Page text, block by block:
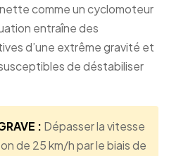
comme un cyclomoteur
entraîne des
d’une extrême gravité et
de déstabiliser
: Dépasser la vitesse
de 25 km/h par le biais de